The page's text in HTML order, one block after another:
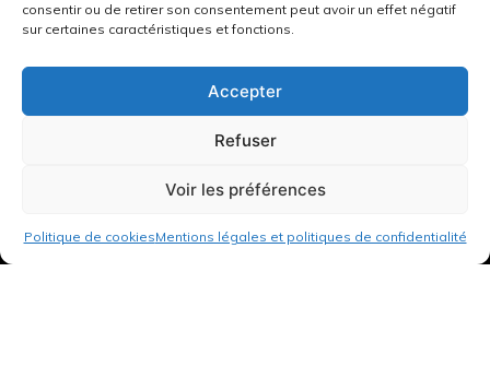
consentir ou de retirer son consentement peut avoir un effet négatif
sur certaines caractéristiques et fonctions.
Accepter
Refuser
Voir les préférences
Politique de cookiesMentions légales et politiques de confidentialité